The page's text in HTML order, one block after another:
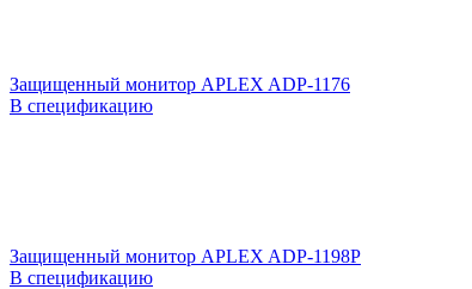
Защищенный монитор APLEX ADP-1176
В спецификацию
Защищенный монитор APLEX ADP-1198P
В спецификацию